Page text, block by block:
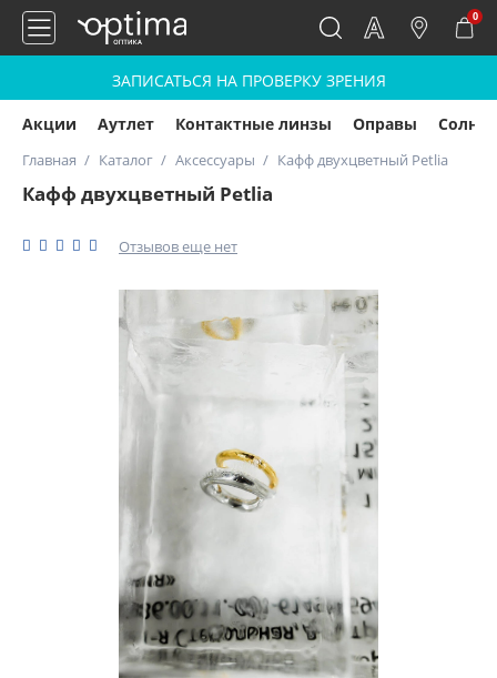
0
ЗАПИСАТЬСЯ НА ПРОВЕРКУ ЗРЕНИЯ
Акции Аутлет Контактные линзы Оправы
Главная Каталог Аксессуары Кафф двухцветный Petlia
Кафф двухцветный Petlia
Отзывов еще нет